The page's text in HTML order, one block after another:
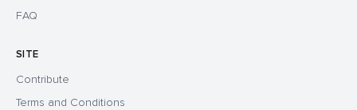
FAQ
SITE
Contribute
Terms and Conditions